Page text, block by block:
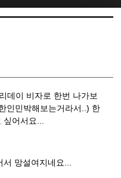
데이 비자로 한번 나가보
인민박해보는거라서..) 한
어서요...
망설여지네요...